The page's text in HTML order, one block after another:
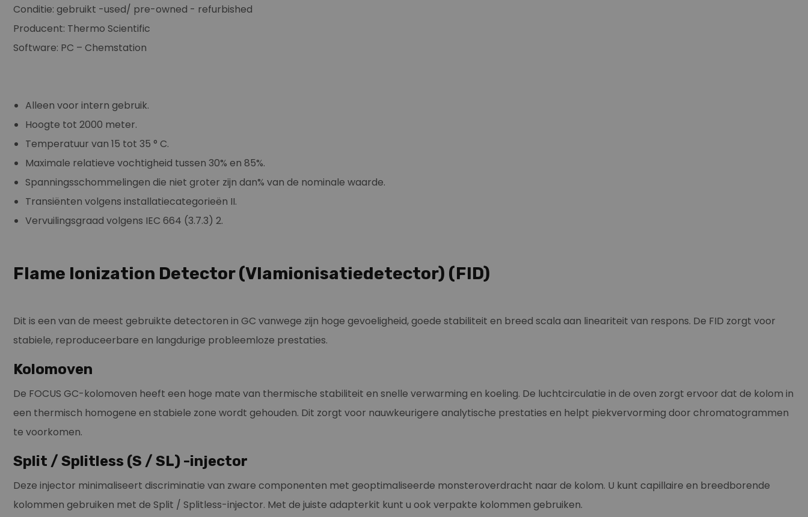
Conditie: gebruikt -used/ pre-owned - refurbished
Producent: Thermo Scientific
Software: PC – Chemstation
Alleen voor intern gebruik.
Hoogte tot 2000 meter.
Temperatuur van 15 tot 35 ° C.
Maximale relatieve vochtigheid tussen 30% en 85%.
Spanningsschommelingen die niet groter zijn dan% van de nominale waarde.
Transiënten volgens installatiecategorieën II.
Vervuilingsgraad volgens IEC 664 (3.7.3) 2.
Flame Ionization Detector (Vlamionisatiedetector) (FID)
Dit is een van de meest gebruikte detectoren in GC vanwege zijn hoge gevoeligheid, goede stabiliteit en breed scala aan lineariteit van respons. De FID zorgt voor
stabiele, reproduceerbare en langdurige probleemloze prestaties.
Kolomoven
De FOCUS GC-kolomoven heeft een hoge mate van thermische stabiliteit en snelle verwarming en koeling. De luchtcirculatie in de oven zorgt ervoor dat de kolom in
een thermisch homogene en stabiele zone wordt gehouden. Dit zorgt voor nauwkeurigere analytische prestaties en helpt piekvervorming door chromatogrammen
te voorkomen.
Split / Splitless (S / SL) -injector
Deze injector minimaliseert discriminatie van zware componenten met geoptimaliseerde monsteroverdracht naar de kolom. U kunt capillaire en breedborende
kolommen gebruiken met de Split / Splitless-injector. Met de juiste adapterkit kunt u ook verpakte kolommen gebruiken.